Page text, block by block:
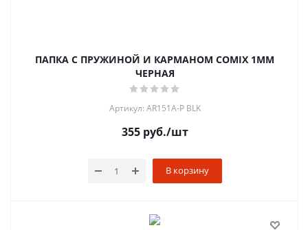
ПАПКА С ПРУЖИНОЙ И КАРМАНОМ COMIX 1ММ
ЧЕРНАЯ
Артикул: AR151A-P BLK
355руб./шт
В корзину